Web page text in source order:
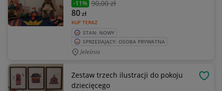
-11% 90,00 zł
KUP TERAZ
80zł
STAN: NOWY
SPRZEDAJĄCY: OSOBA PRYWATNA
Jeleśnia
Zestaw trzech ilustracji do pokoju
dziecięcego